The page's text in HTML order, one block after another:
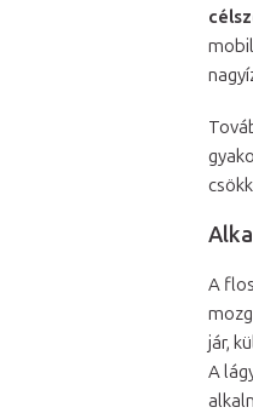
A
jár,
A